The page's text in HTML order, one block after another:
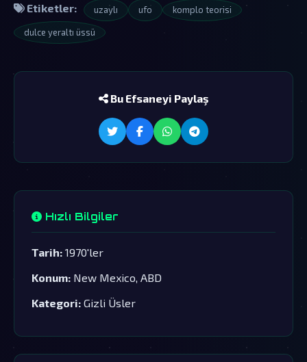
Etiketler: uzaylı ufo komplo teorisi
dulce yeraltı üssü
Bu Efsaneyi Paylaş
Hızlı Bilgiler
Tarih: 1970'ler
Konum: New Mexico, ABD
Kategori: Gizli Üsler